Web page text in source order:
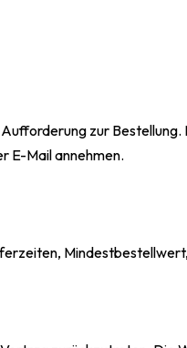
zur
E-Mail annehmen.